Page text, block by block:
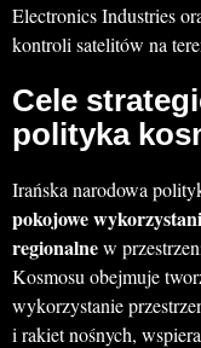
Electronics Industries
kontroli satelitów na
Cele
polityka
Irańska narodowa
pokojowe
regionalnew
Kosmosu obejmuje
wykorzystanie
i rakiet nośnych,